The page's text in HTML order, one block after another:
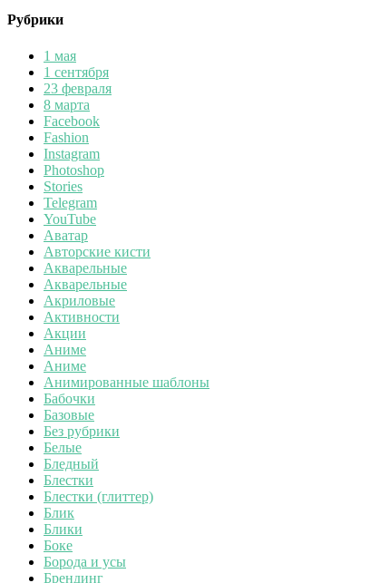
Рубрики
1 мая
1 сентября
23 февраля
8 марта
Facebook
Fashion
Instagram
Photoshop
Stories
Telegram
YouTube
Аватар
Авторские кисти
Акварельные
Акварельные
Акриловые
Активности
Акции
Аниме
Аниме
Анимированные шаблоны
Бабочки
Базовые
Без рубрики
Белые
Бледный
Блестки
Блестки (глиттер)
Блик
Блики
Боке
Борода и усы
Брендинг